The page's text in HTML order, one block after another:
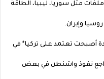
مثل سوريا، ليبيا، الطاقة
وإيران.
أصبحت تعتمد على تركيا* في
نفوذ واشنطن في بعض